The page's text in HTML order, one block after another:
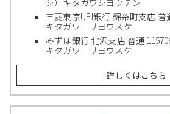
シ）キタガワシヨウテン
三菱東京UFJ銀行 錦糸町支店 普
キタガワ リヨウスケ
みずほ銀行 北沢支店 普通
キタガワ リヨウスケ
詳しくはこちら